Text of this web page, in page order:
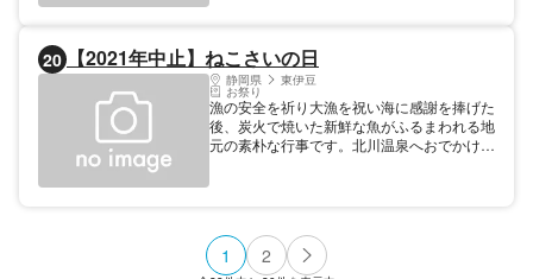
20 【2021年中止】ねこさいの日
静岡県 東伊豆
お祭り
漁の安全を祈り大漁を祝い海に感謝を捧げた
後、炭火で焼いた新鮮な魚がふるまわれる地
元の素朴な行事です。北川温泉へおでかけの
は海底の岩礁を指し、「拵える」（こしらえ
る）は物を建造することを意味します。「海
1 2